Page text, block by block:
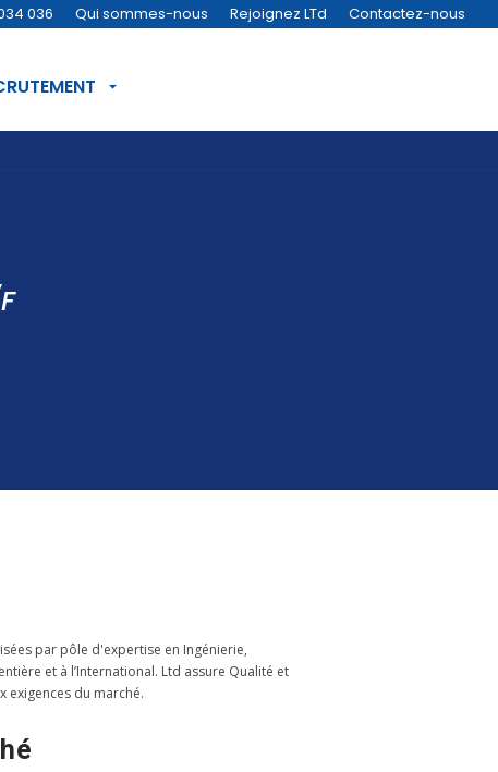
036 Qui sommes-nous Rejoignez LTd Contactez-nous
par pôle d'expertise en Ingénierie,
et à l’International. Ltd assure Qualité et
exigences du marché.